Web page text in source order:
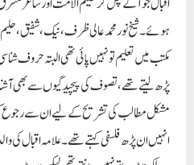
ہوئے ۔ شیخ نور محمد عالی ظرف ، نیک ، شفیق ،
مکتب میں تعلیم تو نہیں پائی تھی البتہ حروف
پڑھ لیتے تھے ، تصوف کی پیچیدگیوں سے بھی
مشکل مطالب کی تشریح کے لیے ان سے رجوع